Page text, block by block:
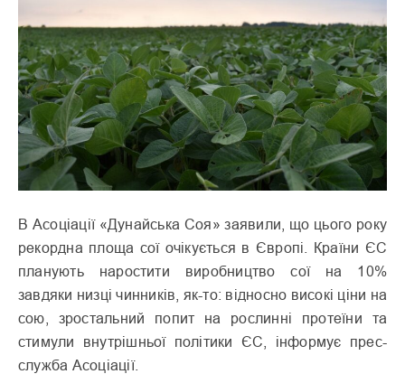
В Асоціації «Дунайська Соя» заявили, що цього року
рекордна площа сої очікується в Європі. Країни ЄС
планують наростити виробництво сої на 10%
завдяки низці чинників, як-то: відносно високі ціни на
сою, зростальний попит на рослинні протеїни та
стимули внутрішньої політики ЄС, інформує прес-
служба Асоціації.